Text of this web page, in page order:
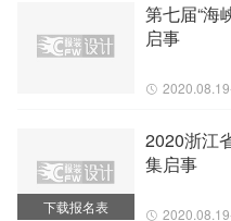
第七届“海
启事
下载报名表
2020浙江
集启事